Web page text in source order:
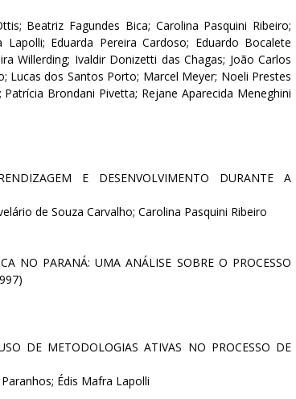
Beatriz Fagundes Bica; Carolina Pasquini Ribeiro;
Eduarda Pereira Cardoso; Eduardo Bocalete
Willerding; Ivaldir Donizetti das Chagas; João Carlos
Lucas dos Santos Porto; Marcel Meyer; Noeli Prestes
Brondani Pivetta; Rejane Aparecida Meneghini
E DESENVOLVIMENTO DURANTE A
de Souza Carvalho; Carolina Pasquini Ribeiro
NO PARANÁ: UMA ANÁLISE SOBRE O PROCESSO
DE METODOLOGIAS ATIVAS NO PROCESSO DE
Édis Mafra Lapolli